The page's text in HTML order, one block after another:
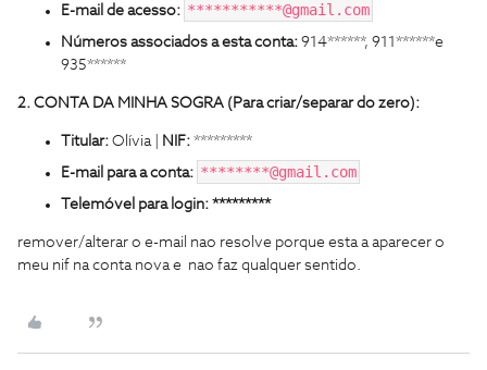
E-mail de acesso: ***********@gmail.com
Números associados a esta conta: 914******, 911******e
935******
2. CONTA DA MINHA SOGRA (Para criar/separar do zero):
Titular: Olívia | NIF: *********
E-mail para a conta: ********@gmail.com
Telemóvel para login: *********
remover/alterar o e-mail nao resolve porque esta a aparecer o
meu nif na conta nova e nao faz qualquer sentido.